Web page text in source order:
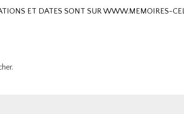
ET DATES SONT SURWWW.MEMOIRES-